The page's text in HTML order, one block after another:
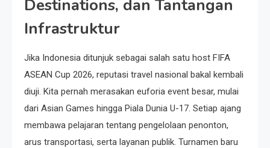
Destinations, dan Tantangan
Infrastruktur
Jika Indonesia ditunjuk sebagai salah satu host FIFA
ASEAN Cup 2026, reputasi travel nasional bakal kembali
diuji. Kita pernah merasakan euforia event besar, mulai
dari Asian Games hingga Piala Dunia U-17. Setiap ajang
membawa pelajaran tentang pengelolaan penonton,
arus transportasi, serta layanan publik. Turnamen baru